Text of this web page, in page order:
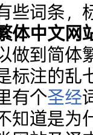
些词条，
体中文网
做到简体
标注的乱
有个圣经
知道是为